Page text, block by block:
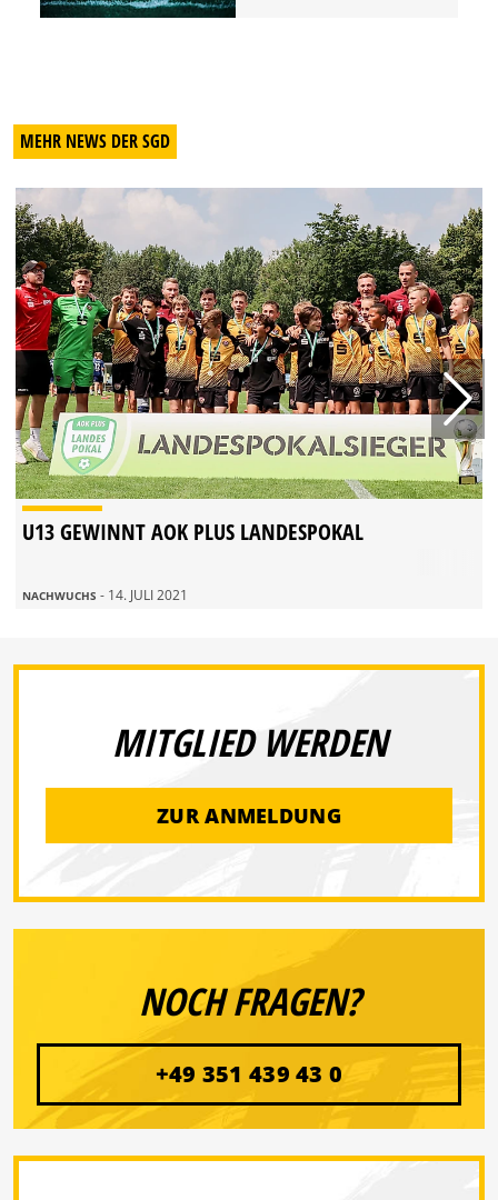
MEHR NEWS DER SGD
U13 GEWINNT AOK PLUS LANDESPOKAL
NACHWUCHS - 14. JULI 2021
MITGLIED WERDEN
ZUR ANMELDUNG
NOCH FRAGEN?
+49 351 439 43 0